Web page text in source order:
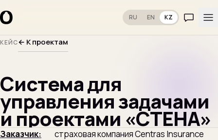
RU EN KZ
КЕЙС← К проектам
Система для
управления задачами
и проектами «СТЕНА»
Заказчик:
страховая компания Centras Insurance